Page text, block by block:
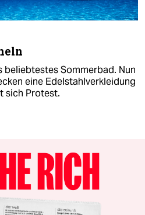
beliebtestes Sommerbad. Nun
eine Edelstahlverkleidung
sich Protest.